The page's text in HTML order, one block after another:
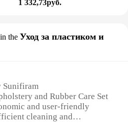
1 332,73руб.
the Уход за пластиком и
Sunifiram
and Rubber Care Set
and user-friendly
cleaning and